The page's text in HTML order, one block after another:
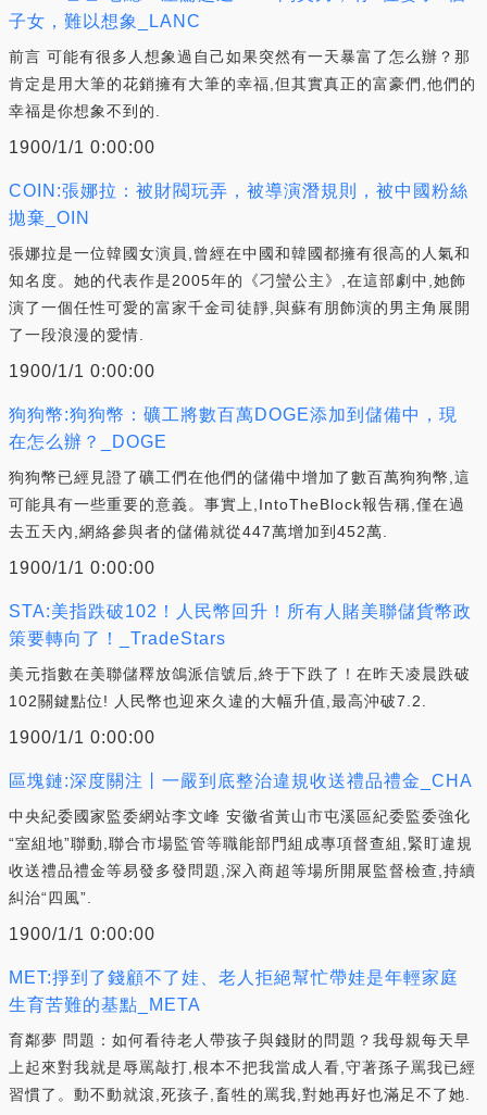
子女，難以想象_LANC
前言 可能有很多人想象過自己如果突然有一天暴富了怎么辦？那
肯定是用大筆的花銷擁有大筆的幸福,但其實真正的富豪們,他們的
幸福是你想象不到的.
1900/1/1 0:00:00
COIN:張娜拉：被財閥玩弄，被導演潛規則，被中國粉絲
拋棄_OIN
張娜拉是一位韓國女演員,曾經在中國和韓國都擁有很高的人氣和
知名度。她的代表作是2005年的《刁蠻公主》,在這部劇中,她飾
演了一個任性可愛的富家千金司徒靜,與蘇有朋飾演的男主角展開
了一段浪漫的愛情.
1900/1/1 0:00:00
狗狗幣:狗狗幣：礦工將數百萬DOGE添加到儲備中，現
在怎么辦？_DOGE
狗狗幣已經見證了礦工們在他們的儲備中增加了數百萬狗狗幣,這
可能具有一些重要的意義。事實上,IntoTheBlock報告稱,僅在過
去五天內,網絡參與者的儲備就從447萬增加到452萬.
1900/1/1 0:00:00
STA:美指跌破102！人民幣回升！所有人賭美聯儲貨幣政
策要轉向了！_TradeStars
美元指數在美聯儲釋放鴿派信號后,終于下跌了！在昨天凌晨跌破
102關鍵點位! 人民幣也迎來久違的大幅升值,最高沖破7.2.
1900/1/1 0:00:00
區塊鏈:深度關注丨一嚴到底整治違規收送禮品禮金_CHA
中央紀委國家監委網站李文峰 安徽省黃山市屯溪區紀委監委強化
“室組地”聯動,聯合市場監管等職能部門組成專項督查組,緊盯違規
收送禮品禮金等易發多發問題,深入商超等場所開展監督檢查,持續
糾治“四風”.
1900/1/1 0:00:00
MET:掙到了錢顧不了娃、老人拒絕幫忙帶娃是年輕家庭
生育苦難的基點_META
育鄰夢 問題：如何看待老人帶孩子與錢財的問題？我母親每天早
上起來對我就是辱罵敲打,根本不把我當成人看,守著孫子罵我已經
習慣了。動不動就滾,死孩子,畜牲的罵我,對她再好也滿足不了她.